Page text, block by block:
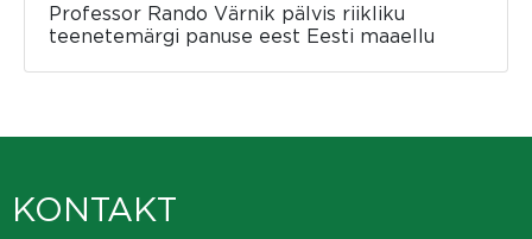
Professor Rando Värnik pälvis riikliku
teenetemärgi panuse eest Eesti maaellu
KONTAKT